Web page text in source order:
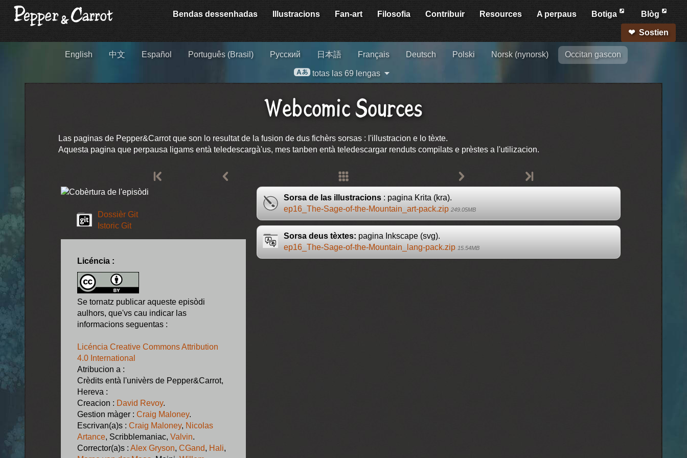
Bendas dessenhadas Illustracions Fan-art Filosofia Contribuir Resources A perpaus Botiga Blòg
Sostien
English 中文 Español Português (Brasil) Русский 日本語 Français Deutsch Polski Norsk (nynorsk) Occitan gascon
totas las 69 lengas
Webcomic Sources
Las paginas de Pepper&Carrot que son lo resultat de la fusion de dus fichèrs sorsas : l'illustracion e lo tèxte.
Aquesta pagina que perpausa ligams entà teledescargà'us, mes tanben entà teledescargar renduts compilats e prèstes a l'utilizacion.
Dossièr Git
Istoric Git
Licéncia :
Se tornatz publicar aqueste episòdi
aulhors, que'vs cau indicar las
informacions seguentas :
Licéncia Creative Commons Attribution
4.0 International
Atribucion a :
Crèdits entà l'univèrs de Pepper&Carrot,
Hereva :
Creacion : David Revoy.
Gestion màger : Craig Maloney.
Escrivan(a)s : Craig Maloney, Nicolas
Artance, Scribblemaniac, Valvin.
Corrector(a)s : Alex Gryson, CGand, Hali,
Sorsa de las illustracions: pagina Krita (kra).
ep16_The-Sage-of-the-Mountain_art-pack.zip 249.05MB
Sorsa deus tèxtes: pagina Inkscape (svg).
ep16_The-Sage-of-the-Mountain_lang-pack.zip 15.54MB